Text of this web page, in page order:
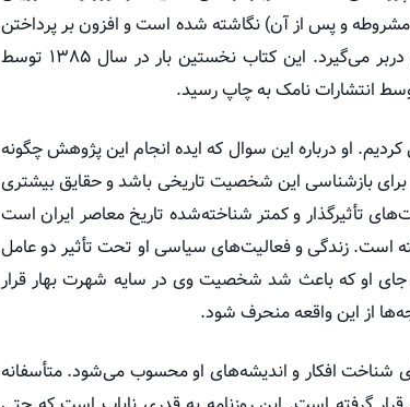
و پس از آن) نگاشته شده است و افزون بر پرداختن
به زندگی و فعالیت‌های مطبوعاتی او، مجموعه‌ای از اشعار واعظ قزوینی را نیز دربر می‌گیرد. این کتاب نخستین بار در سال ۱۳۸۵ توسط
او درباره این سوال که ایده انجام این پژوهش چگونه
برای بازشناسی این شخصیت تاریخی باشد و حقایق بیشتری
تأثیرگذار و کمتر شناخته‌شده تاریخ معاصر ایران است
است. زندگی و فعالیت‌های سیاسی او تحت تأثیر دو عامل
جای او که باعث شد شخصیت وی در سایه شهرت بهار قرار
از این واقعه منحرف شود.
شناخت افکار و اندیشه‌های او محسوب می‌شود. متأسفانه